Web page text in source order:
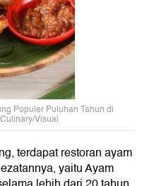
Populer Puluhan Tahun di
Visual
terdapat restoran ayam
yaitu Ayam